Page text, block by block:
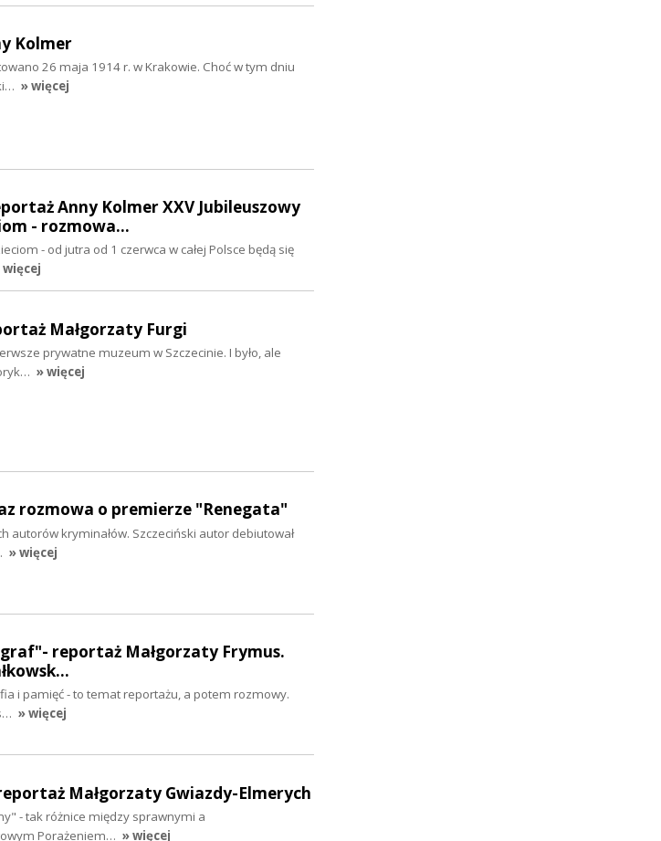
Kolmer
26 maja 1914 r. w Krakowie. Choć w tym dniu
» więcej
Anny Kolmer XXV Jubileuszowy
- rozmowa…
- od jutra od 1 czerwca w całej Polsce będą się
więcej
Małgorzaty Furgi
prywatne muzeum w Szczecinie. I było, ale
» więcej
rozmowa o premierze "Renegata"
autorów kryminałów. Szczeciński autor debiutował
» więcej
reportaż Małgorzaty Frymus.
i pamięć - to temat reportażu, a potem rozmowy.
» więcej
Małgorzaty Gwiazdy-Elmerych
- tak różnice między sprawnymi a
Porażeniem… » więcej